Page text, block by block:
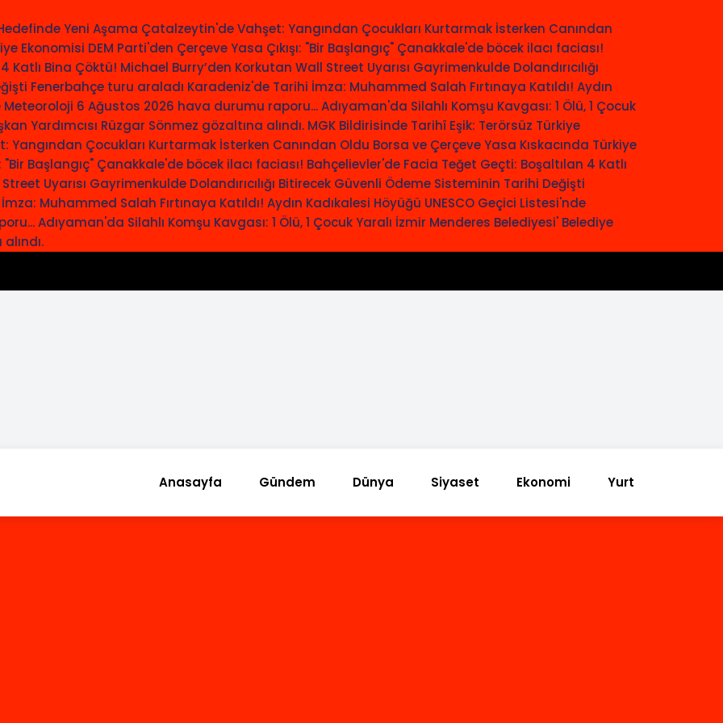
Yeni Aşama Çatalzeytin'de Vahşet: Yangından Çocukları Kurtarmak İsterken Canından
Ekonomisi DEM Parti'den Çerçeve Yasa Çıkışı: "Bir Başlangıç" Çanakkale'de böcek ilacı faciası!
Katlı Bina Çöktü! Michael Burry’den Korkutan Wall Street Uyarısı Gayrimenkulde Dolandırıcılığı
Fenerbahçe turu araladı Karadeniz'de Tarihi İmza: Muhammed Salah Fırtınaya Katıldı! Aydın
Meteoroloji 6 Ağustos 2026 hava durumu raporu...Adıyaman'da Silahlı Komşu Kavgası: 1 Ölü, 1 Çocuk
Yardımcısı Rüzgar Sönmez gözaltına alındı. MGK Bildirisinde Tarihî Eşik: Terörsüz Türkiye
Yangından Çocukları Kurtarmak İsterken Canından Oldu Borsa ve Çerçeve Yasa Kıskacında Türkiye
"Bir Başlangıç" Çanakkale'de böcek ilacı faciası! Bahçelievler'de Facia Teğet Geçti: Boşaltılan 4 Katlı
Uyarısı Gayrimenkulde Dolandırıcılığı Bitirecek Güvenli Ödeme Sisteminin Tarihi Değişti
Muhammed Salah Fırtınaya Katıldı! Aydın Kadıkalesi Höyüğü UNESCO Geçici Listesi'nde
Adıyaman'da Silahlı Komşu Kavgası: 1 Ölü, 1 Çocuk Yaralı İzmir Menderes Belediyesi' Belediye
Anasayfa Gündem Dünya Siyaset Ekonomi Yurt